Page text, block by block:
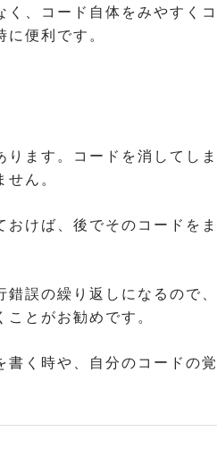
、コード自体をみやすくコ
便利です。
ます。コードを消してしま
ん。
けば、後でそのコードをま
誤の繰り返しになるので、
とがお勧めです。
書く時や、自分のコードの覚